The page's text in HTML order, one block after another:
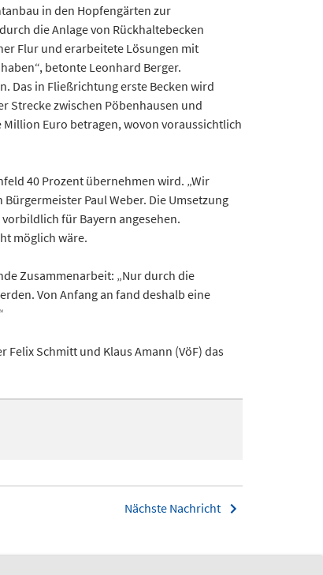
in den Hopfengärten zur
die Anlage von Rückhaltebecken
Flur und erarbeitete Lösungen mit
betonte Leonhard Berger.
Das in Fließrichtung erste Becken wird
Strecke zwischen Pöbenhausen und
Euro betragen, wovon voraussichtlich
40 Prozent übernehmen wird. „Wir
Paul Weber. Die Umsetzung
für Bayern angesehen.
möglich wäre.
Zusammenarbeit: „Nur durch die
Von Anfang an fand deshalb eine
Schmitt und Klaus Amann (VöF) das
Nächste Nachricht